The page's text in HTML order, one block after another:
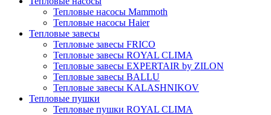
Тепловые насосы Mammoth
Тепловые насосы Haier
Тепловые завесы
Тепловые завесы FRICO
Тепловые завесы ROYAL CLIMA
Тепловые завесы EXPERTAIR by ZILON
Тепловые завесы BALLU
Тепловые завесы KALASHNIKOV
Тепловые пушки
Тепловые пушки ROYAL CLIMA